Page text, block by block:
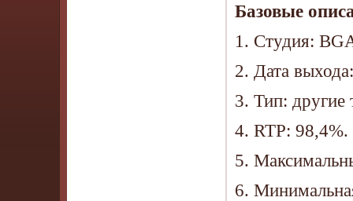
Базовые
1. Студия:
2. Дата
3. Тип: другие
4. RTP: 98,4%.
5.
6.